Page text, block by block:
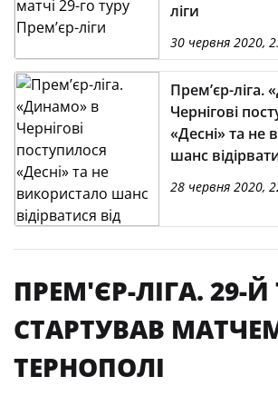
ліги
30 червня 2020,
Прем’єр-ліга.
Чернігові
«Десні» та не
шанс
28 червня 2020,
ПРЕМ'ЄР-ЛІГА. 29-Й
СТАРТУВАВ
ТЕРНОПОЛІ